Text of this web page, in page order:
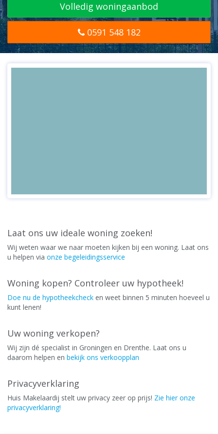
Volledig woningaanbod
0591 548 182
Laat ons uw ideale woning zoeken!
Wij weten waar we naar moeten kijken bij een woning. Laat ons
u helpen via onze begeleidingsservice
Woning kopen? Controleer uw hypotheek!
Doe nu de hypotheekcheck en weet binnen 5 minuten hoeveel u
kunt lenen!
Uw woning verkopen?
Wij zijn dé specialist in Groningen en Drenthe. Laat ons u
daarom helpen en bekijk ons verkoopplan
Privacyverklaring
Huis Makelaardij stelt uw privacy zeer op prijs! Zie hier onze
privacyverklaring!